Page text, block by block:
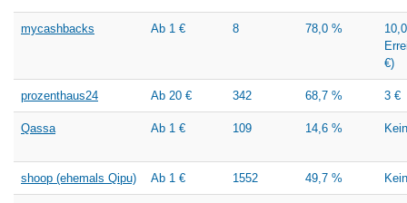
mycashbacks Ab 1 € 8 78,0 %
€)
prozenthaus24 Ab 20 € 342 68,7 % 3 €
Qassa Ab 1 € 109 14,6 % Kein
shoop (ehemals Qipu) Ab 1 € 1552 49,7 % Kein